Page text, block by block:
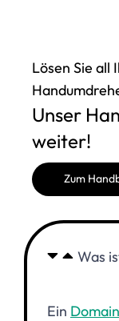
Lösen Sie all
Unser
weiter!
Zum
Was
Ein